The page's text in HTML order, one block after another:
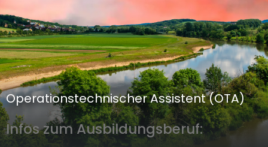
Operationstechnischer Assistent (OTA)
Infos zum Ausbildungsberuf: